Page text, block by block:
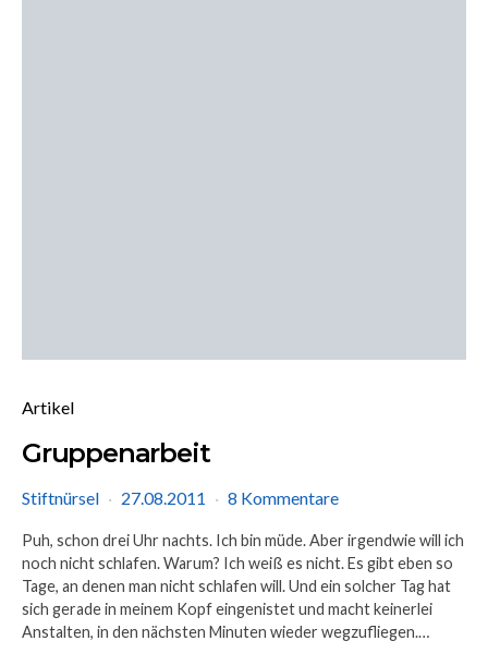
Artikel
Gruppenarbeit
Stiftnürsel 27.08.2011 8 Kommentare
Puh, schon drei Uhr nachts. Ich bin müde. Aber irgendwie will ich
noch nicht schlafen. Warum? Ich weiß es nicht. Es gibt eben so
Tage, an denen man nicht schlafen will. Und ein solcher Tag hat
sich gerade in meinem Kopf eingenistet und macht keinerlei
Anstalten, in den nächsten Minuten wieder wegzufliegen.…